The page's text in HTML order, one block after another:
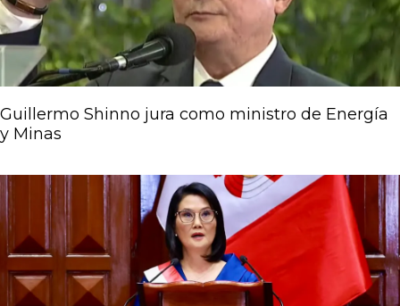
Guillermo Shinno jura como ministro de Energía
y Minas